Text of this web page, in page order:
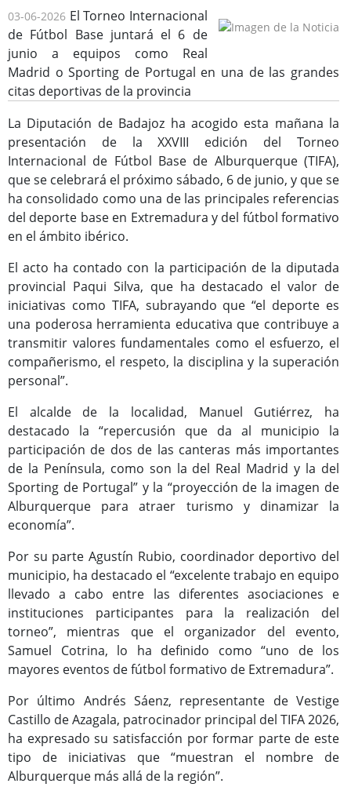
Consulta de Subvenciones
Programas Culturales
Programas Deportivos
03-06-2026 El Torneo Internacional
de Fútbol Base juntará el 6 de
junio a equipos como Real
Madrid o Sporting de Portugal en una de las grandes
citas deportivas de la provincia
La Diputación de Badajoz ha acogido esta mañana la
presentación de la XXVIII edición del Torneo
Internacional de Fútbol Base de Alburquerque (TIFA),
que se celebrará el próximo sábado, 6 de junio, y que se
ha consolidado como una de las principales referencias
del deporte base en Extremadura y del fútbol formativo
en el ámbito ibérico.
El acto ha contado con la participación de la diputada
provincial Paqui Silva, que ha destacado el valor de
iniciativas como TIFA, subrayando que “el deporte es
una poderosa herramienta educativa que contribuye a
transmitir valores fundamentales como el esfuerzo, el
compañerismo, el respeto, la disciplina y la superación
personal”.
El alcalde de la localidad, Manuel Gutiérrez, ha
destacado la “repercusión que da al municipio la
participación de dos de las canteras más importantes
de la Península, como son la del Real Madrid y la del
Sporting de Portugal” y la “proyección de la imagen de
Alburquerque para atraer turismo y dinamizar la
economía”.
Por su parte Agustín Rubio, coordinador deportivo del
municipio, ha destacado el “excelente trabajo en equipo
llevado a cabo entre las diferentes asociaciones e
instituciones participantes para la realización del
torneo”, mientras que el organizador del evento,
Samuel Cotrina, lo ha definido como “uno de los
mayores eventos de fútbol formativo de Extremadura”.
Por último Andrés Sáenz, representante de Vestige
Castillo de Azagala, patrocinador principal del TIFA 2026,
ha expresado su satisfacción por formar parte de este
tipo de iniciativas que “muestran el nombre de
Alburquerque más allá de la región”.